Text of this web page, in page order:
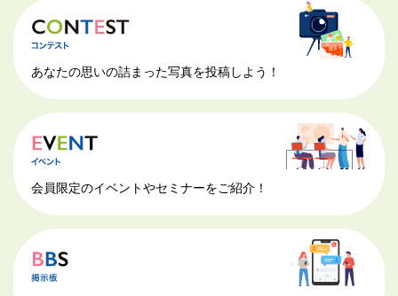
あなたの思いの詰まった写真を投稿しよう！
会員限定のイベントやセミナーをご紹介！